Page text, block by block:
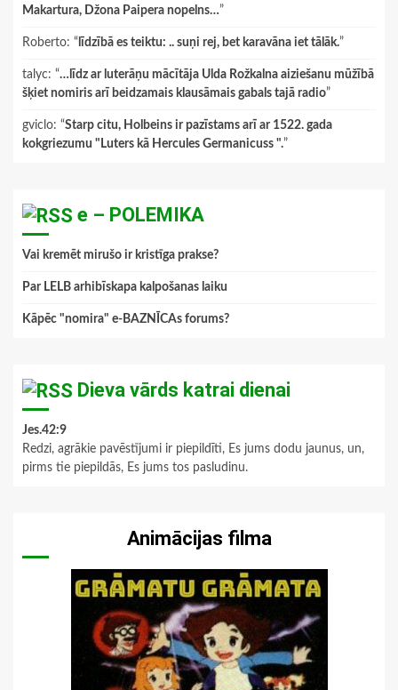
Makartura, Džona Paipera nopelns…”
Roberto: “ līdzībā es teiktu: .. suņi rej, bet karavāna iet tālāk.”
talyc: “…līdz ar luterāņu mācītāja Ulda Rožkalna aiziešanu mūžībā
šķiet nomiris arī beidzamais klausāmais gabals tajā radio”
gviclo: “Starp citu, Holbeins ir pazīstams arī ar 1522. gada
kokgriezumu "Luters kā Hercules Germanicuss ".”
e – POLEMIKA
Vai kremēt mirušo ir kristīga prakse?
Par LELB arhibīskapa kalpošanas laiku
Kāpēc "nomira" e-BAZNĪCAs forums?
Dieva vārds katrai dienai
Jes.42:9
Redzi, agrākie pavēstījumi ir piepildīti, Es jums dodu jaunus, un,
pirms tie piepildās, Es jums tos pasludinu.
Animācijas filma